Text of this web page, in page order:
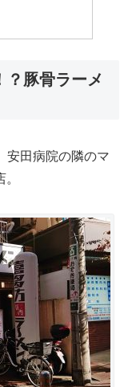
？豚骨ラーメ
安田病院の隣のマ